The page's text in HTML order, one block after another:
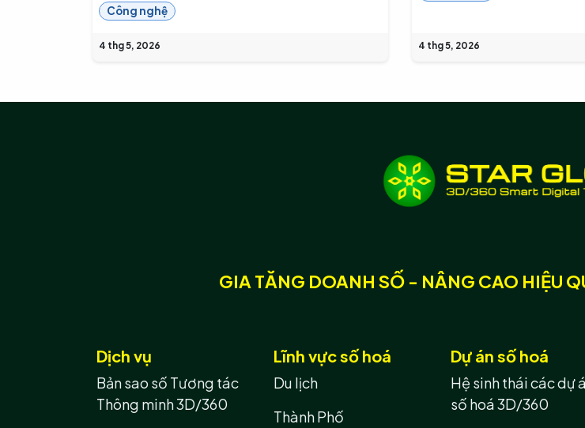
Công nghệ
4 thg 5, 2026 4 thg 5, 2026
GIA TĂNG DOANH SỐ - NÂNG CAO HIỆU
Lĩnh vực số hoá
Du lịch
Thành Phố
Dịch vụ
Bản sao số Tương tác
Thông minh 3D/360
Dự án số hoá
Hệ sinh thái các dự
số hoá 3D/360